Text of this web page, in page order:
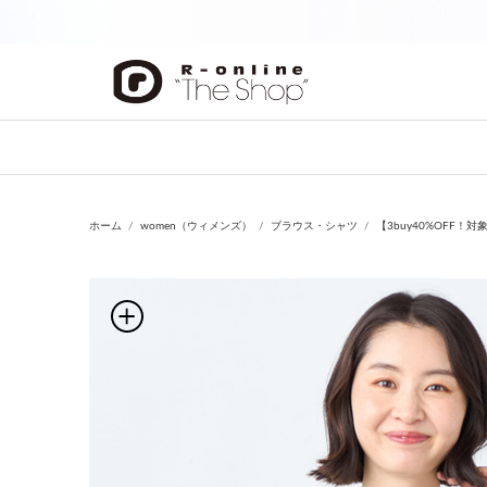
ホーム women（ウィメンズ） ブラウス・シャツ 【3buy40%OFF！対